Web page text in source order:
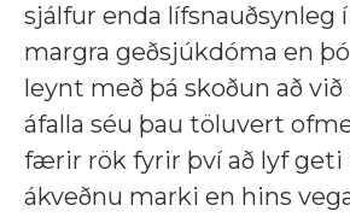
sjálfur enda lífsnauðsynleg
margra geðsjúkdóma en
leynt með þá skoðun að
áfalla séu þau töluvert
færir rök fyrir því að lyf geti
ákveðnu marki en hins